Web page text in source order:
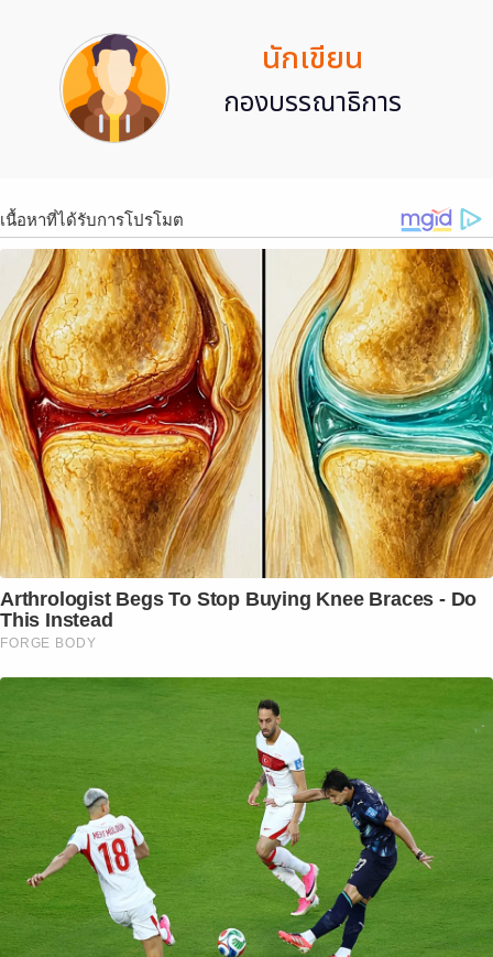
นักเขียน
กองบรรณาธิการ
เนื้อหาที่ได้รับการโปรโมต
Arthrologist Begs To Stop Buying Knee Braces - Do
This Instead
FORGE BODY